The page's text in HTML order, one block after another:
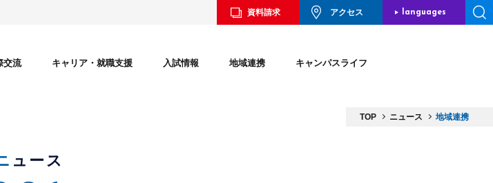
資料請求 アクセス languages
交流 キャリア・就職支援 入試情報 地域連携 キャンパスライフ
TOP ニュース 地域連携
ニュース